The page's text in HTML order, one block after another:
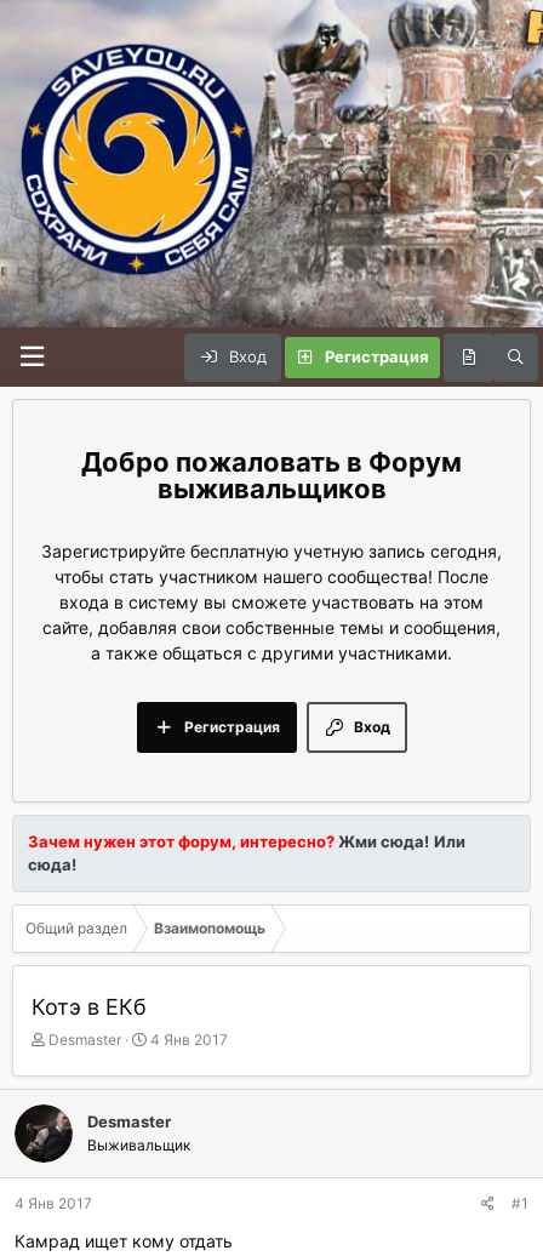
Вход Регистрация
Форум
выживальщиков
Зарегистрируйте бесплатную учетную запись сегодня,
чтобы стать участником нашего сообщества! После
входа в систему вы сможете участвовать на этом
сайте, добавляя свои собственные темы и сообщения,
а также общаться с другими участниками.
Вход
Регистрация
Зачем нужен этот форум, интересно?Жми сюда! Или
сюда!
Общий раздел Взаимопомощь
Котэ в ЕКб
А
т
о
р
т
ы
Desmaster
Д
т
н
а
а
4 Янв 2017
Desmaster
Выживальщик
4 Янв 2017 #1
Камрад ищет кому отдать